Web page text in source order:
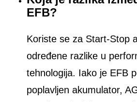
EFB?
Koriste se za Start-Stop
određene razlike u
tehnologija. Iako je EFB
poplavljen akumulator,